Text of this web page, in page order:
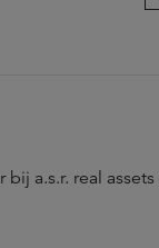
a.s.r. real assets